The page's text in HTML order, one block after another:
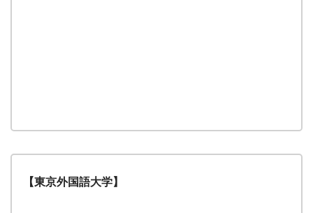
【東京外国語大学】